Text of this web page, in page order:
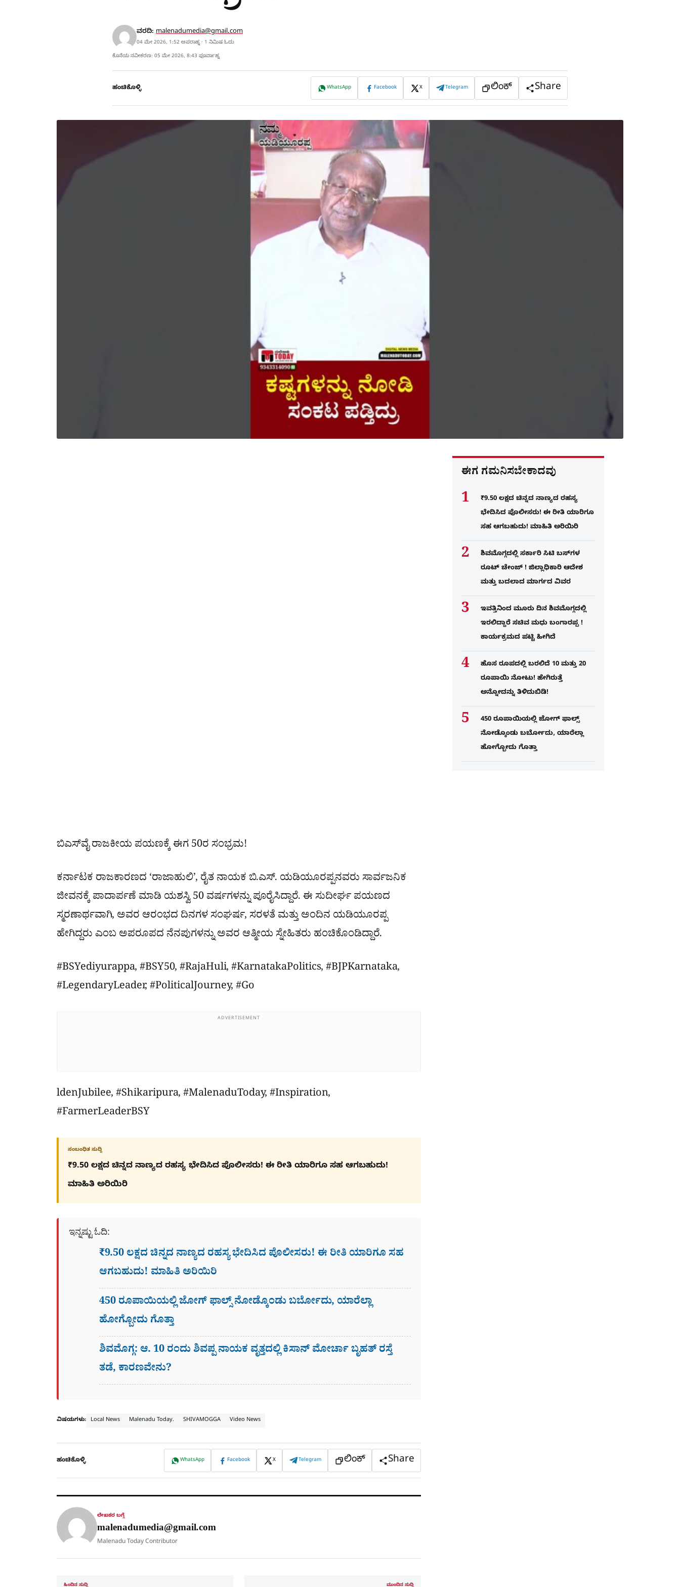
ವರದಿ: malenadumedia@gmail.com
04 ಮೇ 2026, 1:52 ಅಪರಾಹ್ನ · 1 ನಿಮಿಷ ಓದು
ಕೊನೆಯ ನವೀಕರಣ: 05 ಮೇ 2026, 8:43 ಫೂರ್ವಾಹ್ನ
ಹಂಚಿಕೊಳ್ಳಿ WhatsApp Facebook X Telegram ಲಿಂಕ್ Share
ಬಿಎಸ್​ವೈ ರಾಜಕೀಯ ಪಯಣಕ್ಕೆ ಈಗ 50ರ ಸಂಭ್ರಮ!
ಕರ್ನಾಟಕ ರಾಜಕಾರಣದ ‘ರಾಜಾಹುಲಿ’, ರೈತ ನಾಯಕ ಬಿ.ಎಸ್. ಯಡಿಯೂರಪ್ಪನವರು ಸಾರ್ವಜನಿಕ
ಜೀವನಕ್ಕೆ ಪಾದಾರ್ಪಣೆ ಮಾಡಿ ಯಶಸ್ವಿ 50 ವರ್ಷಗಳನ್ನು ಪೂರೈಸಿದ್ದಾರೆ. ಈ ಸುದೀರ್ಘ ಪಯಣದ
ಸ್ಮರಣಾರ್ಥವಾಗಿ, ಅವರ ಆರಂಭದ ದಿನಗಳ ಸಂಘರ್ಷ, ಸರಳತೆ ಮತ್ತು ಅಂದಿನ ಯಡಿಯೂರಪ್ಪ
ಹೇಗಿದ್ದರು ಎಂಬ ಅಪರೂಪದ ನೆನಪುಗಳನ್ನು ಅವರ ಆತ್ಮೀಯ ಸ್ನೇಹಿತರು ಹಂಚಿಕೊಂಡಿದ್ದಾರೆ.
#BSYediyurappa, #BSY50, #RajaHuli, #KarnatakaPolitics, #BJPKarnataka,
#LegendaryLeader, #PoliticalJourney, #Go
ADVERTISEMENT
ldenJubilee, #Shikaripura, #MalenaduToday, #Inspiration,
#FarmerLeaderBSY
ಸಂಬಂಧಿತ ಸುದ್ದಿ
₹9.50 ಲಕ್ಷದ ಚಿನ್ನದ ನಾಣ್ಯದ ರಹಸ್ಯ ಭೇದಿಸಿದ ಪೊಲೀಸರು! ಈ ರೀತಿ ಯಾರಿಗೂ ಸಹ ಆಗಬಹುದು!
ಮಾಹಿತಿ ಅರಿಯಿರಿ
ಇನ್ನಷ್ಟು ಓದಿ:
₹9.50 ಲಕ್ಷದ ಚಿನ್ನದ ನಾಣ್ಯದ ರಹಸ್ಯ ಭೇದಿಸಿದ ಪೊಲೀಸರು! ಈ ರೀತಿ ಯಾರಿಗೂ ಸಹ
ಆಗಬಹುದು! ಮಾಹಿತಿ ಅರಿಯಿರಿ
450 ರೂಪಾಯಿಯಲ್ಲಿ ಜೋಗ್​ ಫಾಲ್ಸ್​ ನೋಡ್ಕೊಂಡು ಬರ್ಬೋದು, ಯಾರೆಲ್ಲಾ
ಹೋಗ್ಬೋದು ಗೊತ್ತಾ
ಶಿವಮೊಗ್ಗ: ಆ. 10 ರಂದು ಶಿವಪ್ಪ ನಾಯಕ ವೃತ್ತದಲ್ಲಿ ಕಿಸಾನ್ ಮೋರ್ಚಾ ಬೃಹತ್ ರಸ್ತೆ
ತಡೆ, ಕಾರಣವೇನು?
ವಿಷಯಗಳು: Local News Malenadu Today. SHIVAMOGGA Video News
ಹಂಚಿಕೊಳ್ಳಿ WhatsApp Facebook X Telegram ಲಿಂಕ್ Share
ಲೇಖಕರ ಬಗ್ಗೆ
malenadumedia@gmail.com
Malenadu Today Contributor
ಹಿಂದಿನ ಸುದ್ದಿ ಮುಂದಿನ ಸುದ್ದಿ
ಈಗ ಗಮನಿಸಬೇಕಾದವು
₹9.50 ಲಕ್ಷದ ಚಿನ್ನದ ನಾಣ್ಯದ ರಹಸ್ಯ
ಭೇದಿಸಿದ ಪೊಲೀಸರು! ಈ ರೀತಿ ಯಾರಿಗೂ
ಸಹ ಆಗಬಹುದು! ಮಾಹಿತಿ ಅರಿಯಿರಿ
ಶಿವಮೊಗ್ಗದಲ್ಲಿ ಸರ್ಕಾರಿ ಸಿಟಿ ಬಸ್​ಗಳ
ರೂಟ್ ಚೇಂಜ್ ! ಜಿಲ್ಲಾಧಿಕಾರಿ ಆದೇಶ
ಮತ್ತು ಬದಲಾದ ಮಾರ್ಗದ ವಿವರ
ಇವತ್ತಿನಿಂದ ಮೂರು ದಿನ ಶಿವಮೊಗ್ಗದಲ್ಲಿ
ಇರಲಿದ್ದಾರೆ ಸಚಿವ ಮಧು ಬಂಗಾರಪ್ಪ !
ಕಾರ್ಯಕ್ರಮದ ಪಟ್ಟಿ ಹೀಗಿದೆ
ಹೊಸ ರೂಪದಲ್ಲಿ ಬರಲಿದೆ 10 ಮತ್ತು 20
ರೂಪಾಯಿ ನೋಟು! ಹೇಗಿರುತ್ತೆ
ಅನ್ನೋದನ್ನು ತಿಳಿದುಬಿಡಿ!
450 ರೂಪಾಯಿಯಲ್ಲಿ ಜೋಗ್​ ಫಾಲ್ಸ್​
ನೋಡ್ಕೊಂಡು ಬರ್ಬೋದು, ಯಾರೆಲ್ಲಾ
ಹೋಗ್ಬೋದು ಗೊತ್ತಾ